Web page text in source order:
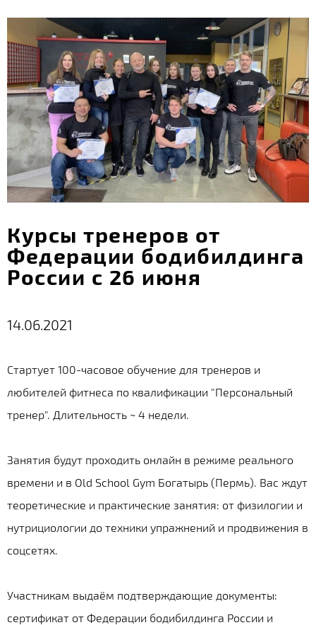
Курсы тренеров от
Федерации бодибилдинга
России с 26 июня
14.06.2021
Стартует 100-часовое обучение для тренеров и
любителей фитнеса по квалификации "Персональный
тренер". Длительность ~ 4 недели.
Занятия будут проходить онлайн в режиме реального
времени и в Old School Gym Богатырь (Пермь). Вас ждут
теоретические и практические занятия: от физилогии и
нутрициологии до техники упражнений и продвижения в
соцсетях.
Участникам выдаём подтверждающие документы:
сертификат от Федерации бодибилдинга России и